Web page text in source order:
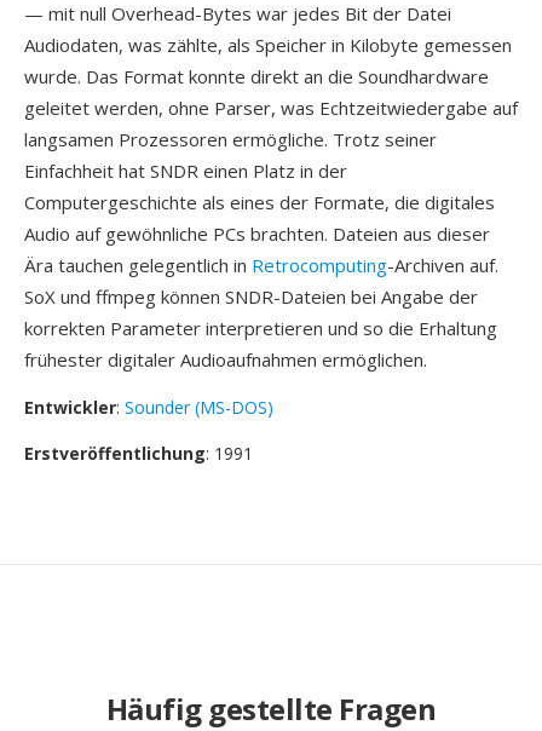
— mit null Overhead-Bytes war jedes Bit der Datei
Audiodaten, was zählte, als Speicher in Kilobyte gemessen
wurde. Das Format konnte direkt an die Soundhardware
geleitet werden, ohne Parser, was Echtzeitwiedergabe auf
langsamen Prozessoren ermögliche. Trotz seiner
Einfachheit hat SNDR einen Platz in der
Computergeschichte als eines der Formate, die digitales
Audio auf gewöhnliche PCs brachten. Dateien aus dieser
Ära tauchen gelegentlich in Retrocomputing-Archiven auf.
SoX und ffmpeg können SNDR-Dateien bei Angabe der
korrekten Parameter interpretieren und so die Erhaltung
frühester digitaler Audioaufnahmen ermöglichen.
Entwickler: Sounder (MS-DOS)
Erstveröffentlichung: 1991
Häufig gestellte Fragen